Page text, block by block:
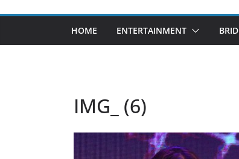
HOME ENTERTAINMENT
IMG_ (6)